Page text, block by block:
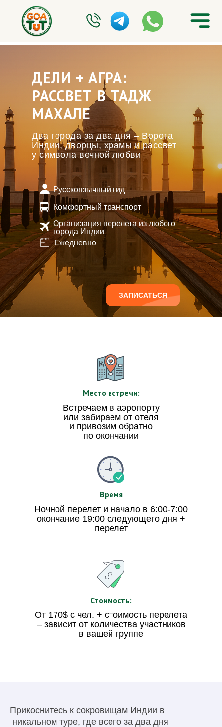
ДЕЛИ + АГРА:
РАССВЕТ В ТАДЖ
МАХАЛЕ
Два города за два дня – Ворота
Индии, дворцы, храмы и рассвет
у символа вечной любви
ЗАПИСАТЬСЯ
Комфортный транспорт
Ежедневно
Организация перелета из любого
города Индии
Русскоязычный гид
Встречаем в аэропорту
или забираем от отеля
и привозим обратно
по окончании
Ночной перелет и начало в 6:00-7:00
окончание 19:00 следующего дня +
перелет
От 170$ с чел. + стоимость перелета
– зависит от количества участников
в вашей группе
Место встречи:
Время
Стоимость:
Прикоснитесь к сокровищам Индии в
никальном туре, где всего за два дня